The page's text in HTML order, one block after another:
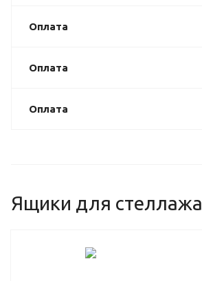
Оплата
Оплата
Оплата
Ящики для стеллажа